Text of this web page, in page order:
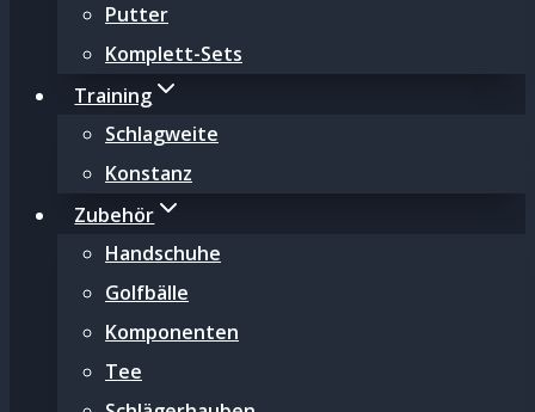
Putter
Komplett-Sets
Training
Schlagweite
Konstanz
Zubehör
Handschuhe
Golfbälle
Komponenten
Tee